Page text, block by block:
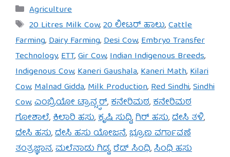
Categories
Agriculture
Tags
20 Litres Milk Cow,20 ಲೀಟರ್ ಹಾಲು,Cattle
Farming,Dairy Farming,Desi Cow,Embryo Transfer
Technology,ETT,Gir Cow,Indian Indigenous Breeds,
Indigenous Cow,Kaneri Gaushala,Kaneri Math,Kilari
Cow,Malnad Gidda,Milk Production,Red Sindhi,Sindhi
Cow,ಎಂಬ್ರಿಯೋ ಟ್ರಾನ್ಸ್ಫರ್,ಕನೇರಿಮಠ,ಕನೇರಿಮಠ
ಗೋಶಾಲೆ,ಕಿಲಾರಿ ಹಸು,ಕೃಷಿ ಸುದ್ದಿ,ಗಿರ್ ಹಸು,ದೇಸಿ ತಳಿ,
ದೇಸಿ ಹಸು,ದೇಸಿ ಹಸು ಯೋಜನೆ,ಭ್ರೂಣ ವರ್ಗಾವಣೆ
ತಂತ್ರಜ್ಞಾನ,ಮಲೆನಾಡು ಗಿಡ್ಡ,ರೆಡ್ ಸಿಂಧಿ,ಸಿಂಧಿ ಹಸು